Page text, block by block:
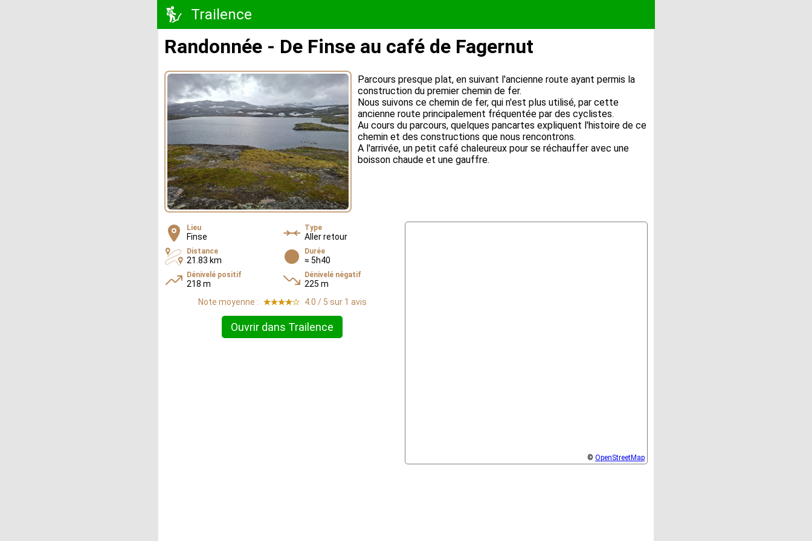
Trailence
Randonnée - De Finse au café de Fagernut
Parcours presque plat, en suivant l'ancienne route ayant permis la
construction du premier chemin de fer.
Nous suivons ce chemin de fer, qui n'est plus utilisé, par cette
ancienne route principalement fréquentée par des cyclistes.
Au cours du parcours, quelques pancartes expliquent l'histoire de ce
chemin et des constructions que nous rencontrons.
A l'arrivée, un petit café chaleureux pour se réchauffer avec une
boisson chaude et une gauffre.
Lieu
Finse
Type
Aller retour
Distance
21.83 km
Durée
≈ 5h40
Dénivelé positif
218 m
Dénivelé négatif
225 m
Note moyenne :
4.0 / 5 sur 1 avis
Ouvrir dans Trailence
© OpenStreetMap